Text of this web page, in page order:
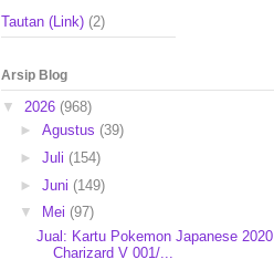
Tautan (Link) (2)
Arsip Blog
▼ 2026 (968)
► Agustus (39)
► Juli (154)
► Juni (149)
▼
Mei (97)
Jual: Kartu Pokemon Japanese 2020
Charizard V 001/...